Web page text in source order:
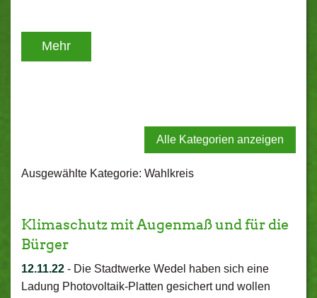
Mehr
Alle Kategorien anzeigen
Ausgewählte Kategorie: Wahlkreis
Klimaschutz mit Augenmaß und für die
Bürger
12.11.22 - Die Stadtwerke Wedel haben sich eine
Ladung Photovoltaik-Platten gesichert und wollen